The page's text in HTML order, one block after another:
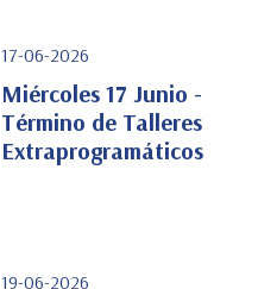
Ver Detalle
17-06-2026
Miércoles 17 Junio -
Término de Talleres
Extraprogramáticos
19-06-2026